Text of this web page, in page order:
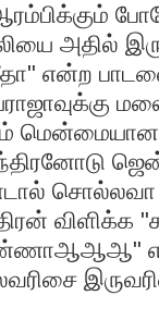
அதில்
என்ற
மென்மையான
கண்ணாஆஆஆ"